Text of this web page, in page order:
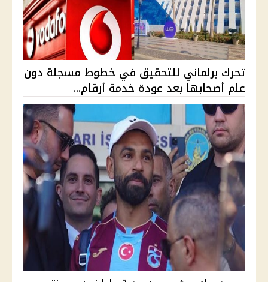
تحرك برلماني للتحقيق في خطوط مسجلة دون
علم أصحابها بعد عودة خدمة أرقام...